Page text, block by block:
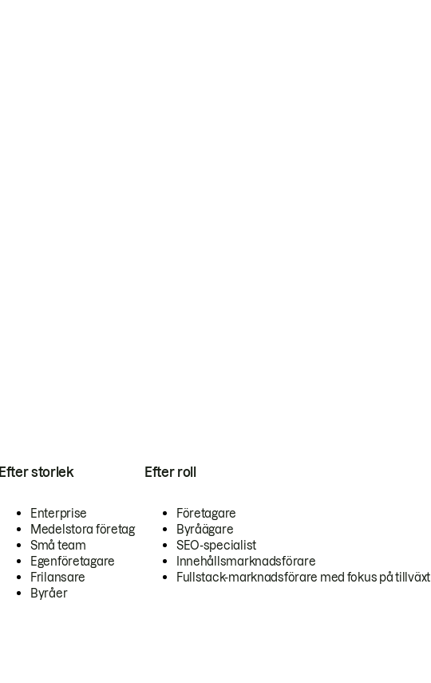
Efter storlek
Enterprise
Medelstora företag
Små team
Egenföretagare
Frilansare
Byråer
Efter roll
Företagare
Byråägare
SEO-specialist
Innehållsmarknadsförare
Fullstack-marknadsförare med fokus på tillväxt